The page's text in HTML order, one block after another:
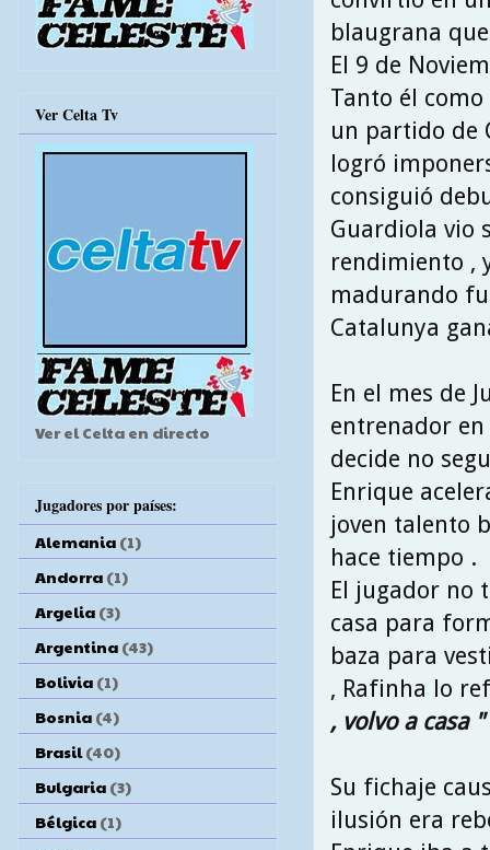
blaugrana
El 9 de
Tanto él
un partido de
logró
consiguió
Guardiola vio
rendimiento ,
madurando
Catalunya
En el mes de
entrenador en
decide no
Enrique
joven talento
hace tiempo .
El jugador no
casa para
baza para
, Rafinha lo
, volvo a casa "
Su fichaje
ilusión era
Ver Celta Tv
Ver el Celta en directo
Jugadores por países:
Alemania (1)
Andorra (1)
Argelia (3)
Argentina (43)
Bolivia (1)
Bosnia (4)
Brasil (40)
Bulgaria (3)
Bélgica (1)